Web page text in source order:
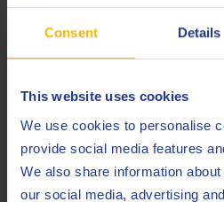
Consent Details
This website uses cookies
We use cookies to personalise
provide social media features
We also share information
our social media, advertising
formación inicial de espumas en
Las emulsiones se deben
adecuada. En ejemplos de